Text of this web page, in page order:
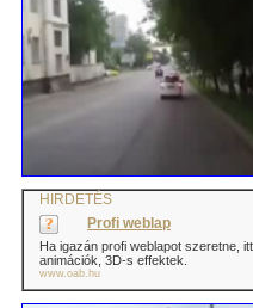
HIRDETÉS
Profi weblap
Ha igazán profi weblapot szeretne,
animációk, 3D-s effektek.
www.oab.hu